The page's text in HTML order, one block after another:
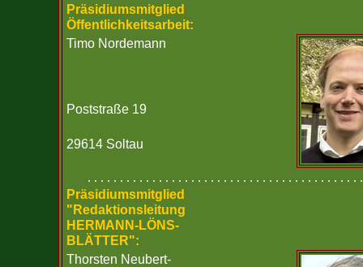
Präsidiumsmitglied
Öffentlichkeitsarbeit:
Timo Nordemann
Poststraße 19
29614 Soltau
. . . . . . . . . . . . . . . . . . . . . . . . . . . . . . . . . . . . . . . . .
Präsidiumsmitglied
"Redaktionsleitung
HERMANN-LÖNS-
BLÄTTER":
Thorsten Neubert-